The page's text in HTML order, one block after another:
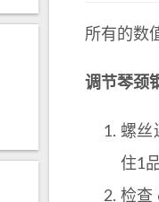
所有的数
调节琴颈
螺丝
住1
检查